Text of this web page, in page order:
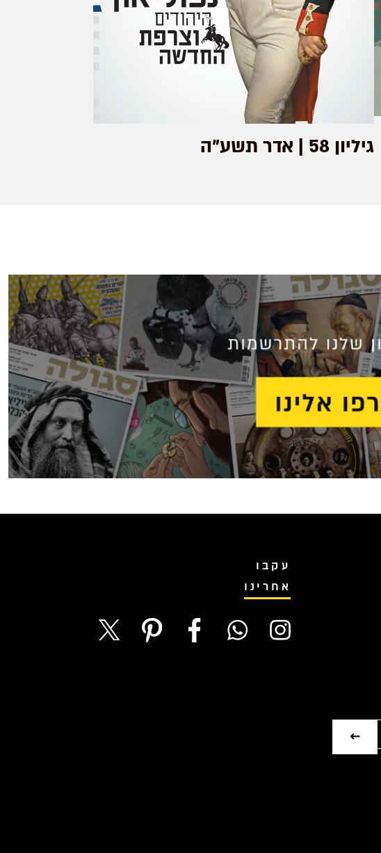
גיליון 58 | אדר תשע"ה
עקבו
אחרינו